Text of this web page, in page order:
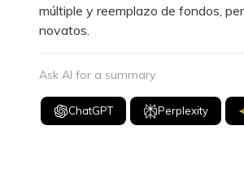
múltiple y reemplazo de fondos,
novatos.
Ask AI for a summary
ChatGPT Perplexity